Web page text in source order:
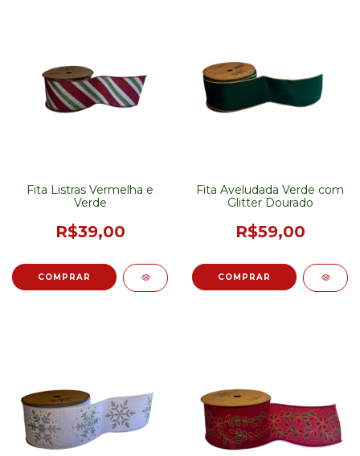
Fita Listras Vermelha e
Verde
R$39,00
Fita Aveludada Verde com
Glitter Dourado
R$59,00